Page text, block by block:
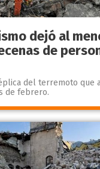
dejó al
de
del terremoto que
de febrero.